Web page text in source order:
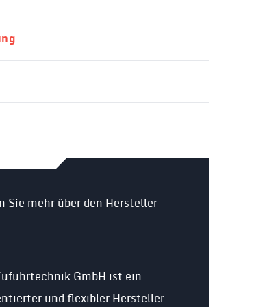
Sie mehr über den Hersteller
GmbH ist ein
und flexibler Hersteller